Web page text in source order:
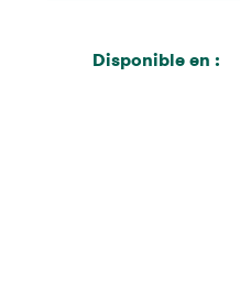
Disponible en :